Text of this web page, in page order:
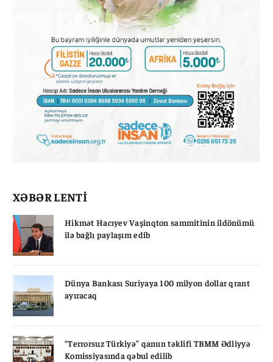
XƏBƏR LENTİ
Hikmət Hacıyev Vaşinqton sammitinin ildönümü
ilə bağlı paylaşım edib
Dünya Bankası Suriyaya 100 milyon dollar qrant
ayıracaq
“Terrorsuz Türkiyə” qanun təklifi TBMM Ədliyyə
Komissiyasında qəbul edilib